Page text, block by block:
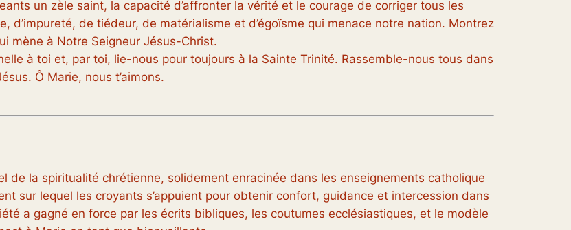
un zèle saint, la capacité d’affronter la vérité et le courage de corriger tous les
d’impureté, de tiédeur, de matérialisme et d’égoïsme qui menace notre nation. Montrez
mène à Notre Seigneur Jésus-Christ.
à toi et, par toi, lie-nous pour toujours à la Sainte Trinité. Rassemble-nous tous dans
Ô Marie, nous t’aimons.
de la spiritualité chrétienne, solidement enracinée dans les enseignements catholique
sur lequel les croyants s’appuient pour obtenir confort, guidance et intercession dans
a gagné en force par les écrits bibliques, les coutumes ecclésiastiques, et le modèle